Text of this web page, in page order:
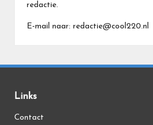
redactie.
E-mail naar: redactie@cool220.nl
Links
Contact